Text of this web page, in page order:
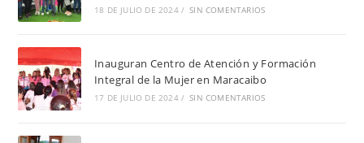
18 DE JULIO DE 2024 / SIN COMENTARIOS
Inauguran Centro de Atención y Formación
Integral de la Mujer en Maracaibo
17 DE JULIO DE 2024 / SIN COMENTARIOS